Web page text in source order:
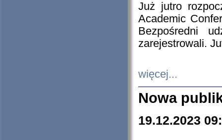
Już jutro
Academic
Bezpośredni
zarejestrowali.
więcej...
Nowa
19.12.2023